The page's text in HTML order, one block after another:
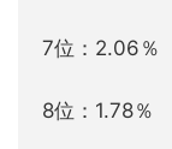
7位：2.06％
8位：1.78％